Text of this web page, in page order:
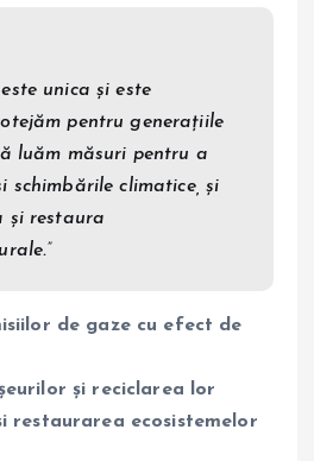
unica și este
pentru generațiile
luăm măsuri pentru a
schimbările climatice, și
și restaura
de gaze cu efect de
și reciclarea lor
restaurarea ecosistemelor